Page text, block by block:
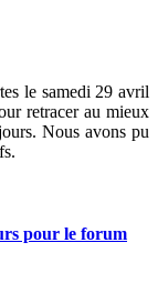
le samedi 29 avril
retracer au mieux
Nous avons pu
pour le forum